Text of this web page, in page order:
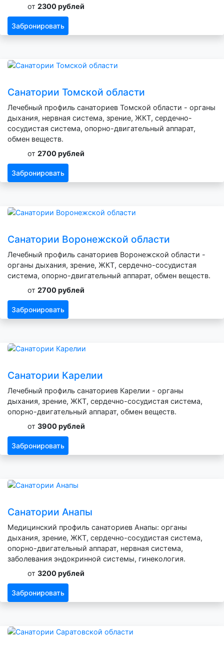
от 2300 рублей
Забронировать
Санатории Томской области
Лечебный профиль санаториев Томской области - органы
дыхания, нервная система, зрение, ЖКТ, сердечно-
сосудистая система, опорно-двигательный аппарат,
обмен веществ.
от 2700 рублей
Забронировать
Санатории Воронежской области
Лечебный профиль санаториев Воронежской области -
органы дыхания, зрение, ЖКТ, сердечно-сосудистая
система, опорно-двигательный аппарат, обмен веществ.
от 2700 рублей
Забронировать
Санатории Карелии
Лечебный профиль санаториев Карелии - органы
дыхания, зрение, ЖКТ, сердечно-сосудистая система,
опорно-двигательный аппарат, обмен веществ.
от 3900 рублей
Забронировать
Санатории Анапы
Медицинский профиль санаториев Анапы: органы
дыхания, зрение, ЖКТ, сердечно-сосудистая система,
опорно-двигательный аппарат, нервная система,
заболевания эндокринной системы, гинекология.
от 3200 рублей
Забронировать